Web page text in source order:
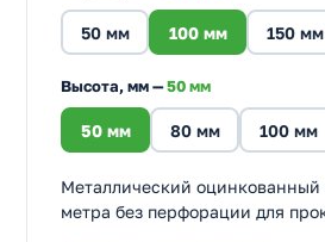
50 мм 100 мм 150 мм
Высота, мм —50 мм
50 мм 80 мм 100 мм
Металлический
метра без перфорации для